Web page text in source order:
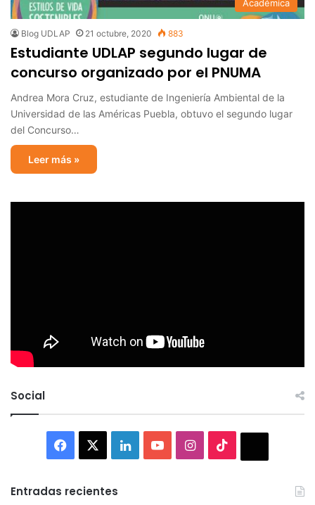
Académica
Blog UDLAP 21 octubre, 2020 883
Estudiante UDLAP segundo lugar de
concurso organizado por el PNUMA
Andrea Mora Cruz, estudiante de Ingeniería Ambiental de la
Universidad de las Américas Puebla, obtuvo el segundo lugar
del Concurso…
Leer más »
Social
Facebook LinkedInYouTubeInstagram
Entradas recientes